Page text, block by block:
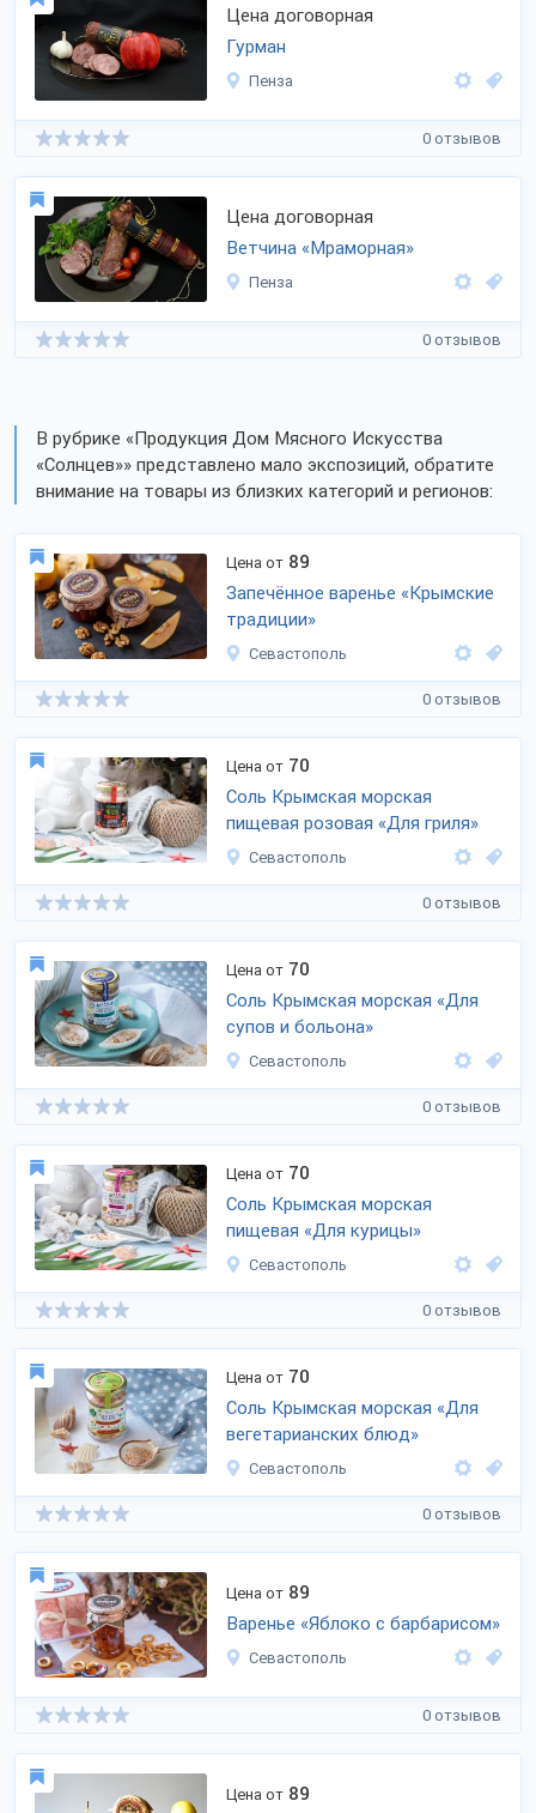
Цена договорная
Гурман
Пенза
0 отзывов
Цена договорная
Ветчина «Мраморная»
Пенза
0 отзывов
В рубрике «Продукция Дом Мясного Искусства
«Солнцев»» представлено мало экспозиций, обратите
внимание на товары из близких категорий и регионов:
Цена от 89
Запечённое варенье «Крымские
традиции»
Севастополь
0 отзывов
Цена от 70
Соль Крымская морская
пищевая розовая «Для гриля»
Севастополь
0 отзывов
Цена от 70
Соль Крымская морская «Для
супов и больона»
Севастополь
0 отзывов
Цена от 70
Соль Крымская морская
пищевая «Для курицы»
Севастополь
0 отзывов
Цена от 70
Соль Крымская морская «Для
вегетарианских блюд»
Севастополь
0 отзывов
Цена от 89
Варенье «Яблоко с барбарисом»
Севастополь
0 отзывов
Цена от 89